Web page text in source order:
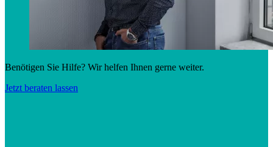
Benötigen Sie Hilfe? Wir helfen Ihnen gerne weiter.
Jetzt beraten lassen